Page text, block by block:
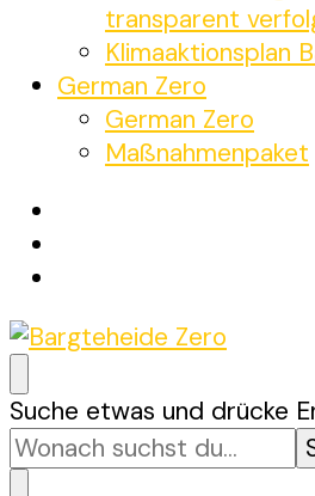
transparent
Klimaaktionsplan
German Zero
German Zero
Maßnahmenpaket
Bargteheide Zero
Bargteheide bis 2035
Suchst
du
nach
Suche etwas und drücke